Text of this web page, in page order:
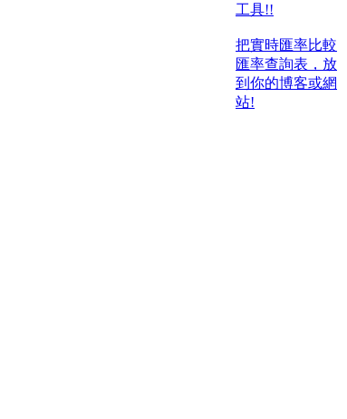
工具!!
把實時匯率比較
匯率查詢表，放
到你的博客或網
站!